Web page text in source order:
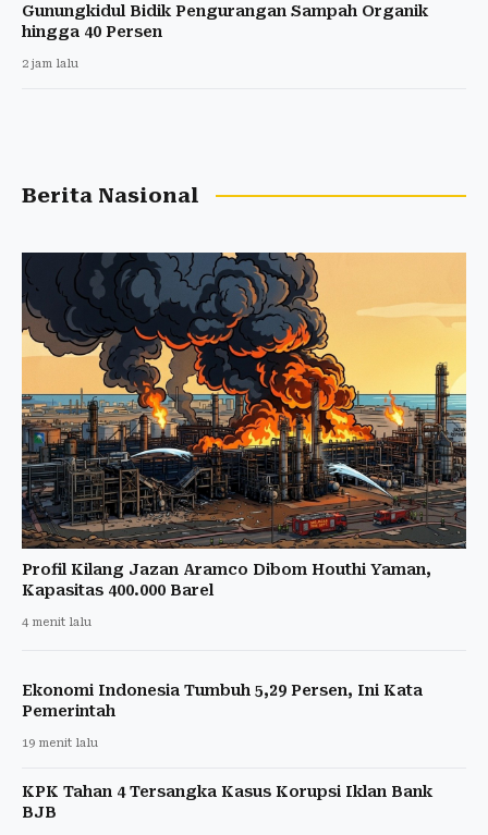
Gunungkidul Bidik Pengurangan Sampah Organik
hingga 40 Persen
2 jam lalu
Berita Nasional
Profil Kilang Jazan Aramco Dibom Houthi Yaman,
Kapasitas 400.000 Barel
4 menit lalu
Ekonomi Indonesia Tumbuh 5,29 Persen, Ini Kata
Pemerintah
19 menit lalu
KPK Tahan 4 Tersangka Kasus Korupsi Iklan Bank
BJB